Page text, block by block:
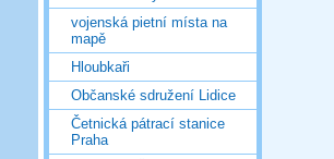
vojenská pietní místa na
mapě
Hloubkaři
Občanské sdružení Lidice
Četnická pátrací stanice
Praha